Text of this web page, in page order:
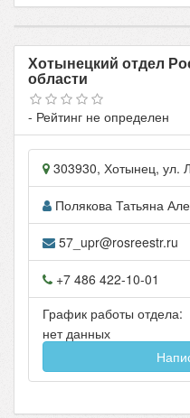
Хотынецкий отдел
области
- Рейтинг не определен
303930, Хотынец, ул.
Полякова Татьяна
57_upr@rosreestr.ru
+7 486 422-10-01
График работы отдела:
нет данных